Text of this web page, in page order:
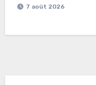
7 août 2026